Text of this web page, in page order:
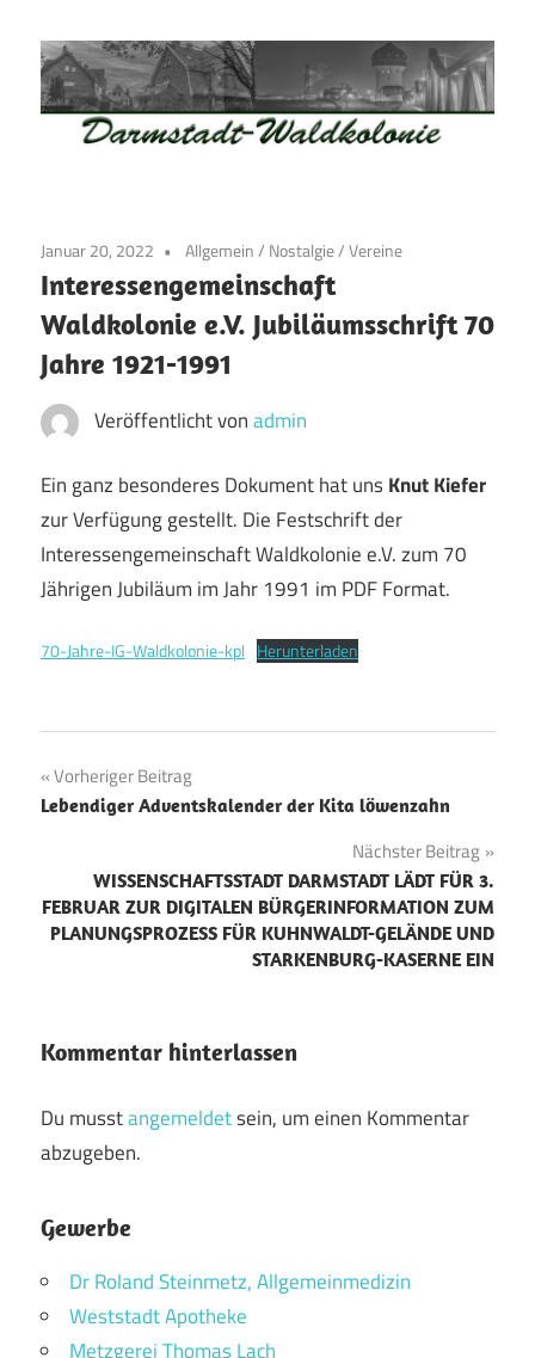
Inhalt
springen
Darmstadt
Altstadt
der
Weststadt
–
Darmstadt
Januar 20, 2022 Allgemein/ Nostalgie/Vereine
Interessengemeinschaft
Waldkolonie e.V. Jubiläumsschrift 70
Jahre 1921-1991
Veröffentlicht vonadmin
Ein ganz besonderes Dokument hat unsKnut Kiefer
zur Verfügung gestellt. Die Festschrift der
Interessengemeinschaft Waldkolonie e.V. zum 70
Jährigen Jubiläum im Jahr 1991 im PDF Format.
70-Jahre-IG-Waldkolonie-kpl Herunterladen
Beitragsnavigation
Vorheriger Beitrag
Lebendiger Adventskalender der Kita löwenzahn
Nächster Beitrag
WISSENSCHAFTSSTADT DARMSTADT LÄDT FÜR 3.
FEBRUAR ZUR DIGITALEN BÜRGERINFORMATION ZUM
PLANUNGSPROZESS FÜR KUHNWALDT-GELÄNDE UND
STARKENBURG-KASERNE EIN
Kommentar hinterlassen
Du musstangemeldetsein, um einen Kommentar
abzugeben.
Gewerbe
Dr Roland Steinmetz, Allgemeinmedizin
Weststadt Apotheke
Metzgerei Thomas Lach